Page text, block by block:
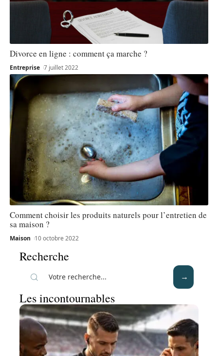
Divorce en ligne : comment ça marche ?
Entreprise 7 juillet 2022
Comment choisir les produits naturels pour l’entretien de
sa maison ?
Maison 10 octobre 2022
Recherche
Les incontournables